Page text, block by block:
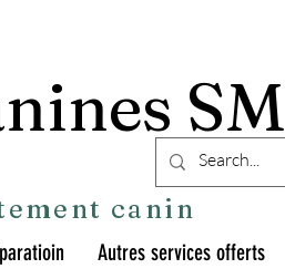
SM
canin
Autres services offerts